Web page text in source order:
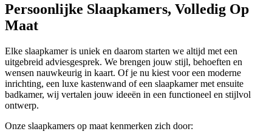
Persoonlijke Slaapkamers, Volledig Op
Maat
Elke slaapkamer is uniek en daarom starten we altijd met een
uitgebreid adviesgesprek. We brengen jouw stijl, behoeften en
wensen nauwkeurig in kaart. Of je nu kiest voor een moderne
inrichting, een luxe kastenwand of een slaapkamer met ensuite
badkamer, wij vertalen jouw ideeën in een functioneel en stijlvol
ontwerp.
Onze slaapkamers op maat kenmerken zich door: